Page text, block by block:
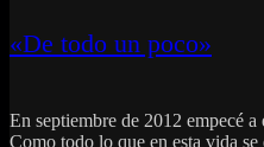
«De todo un poco»
En septiembre de 2012 empecé
Como todo lo que en esta vida